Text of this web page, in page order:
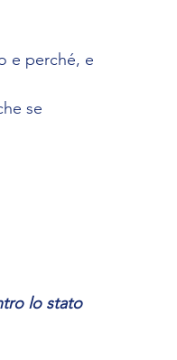
e perché, e
se
lo stato